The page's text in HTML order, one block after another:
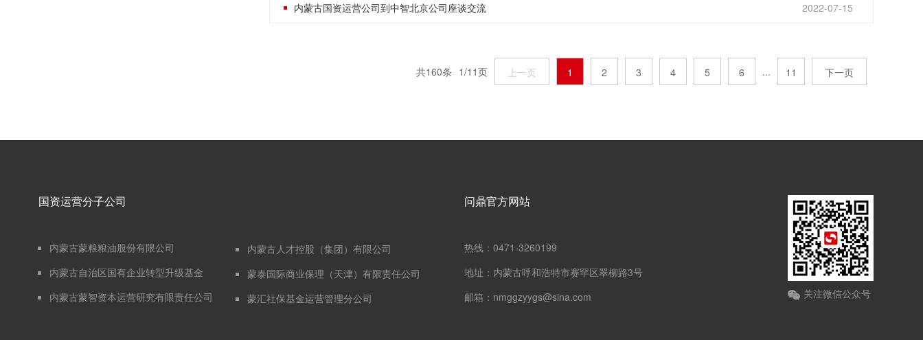
内蒙古国资运营公司到中智北京公司座谈交流 2022-07-15
共160条 1/11页 上一页 1 2 3 4 5 6 ... 11 下一页
国资运营分子公司
内蒙古蒙粮粮油股份有限公司
内蒙古自治区国有企业转型升级基金
内蒙古蒙智资本运营研究有限责任公司
内蒙古人才控股（集团）有限公司
蒙泰国际商业保理（天津）有限责任公司
蒙汇社保基金运营管理分公司
问鼎官方网站
热线：0471-3260199
地址：内蒙古呼和浩特市赛罕区翠柳路3号
邮箱：nmggzyygs@sina.com
关注微信公众号